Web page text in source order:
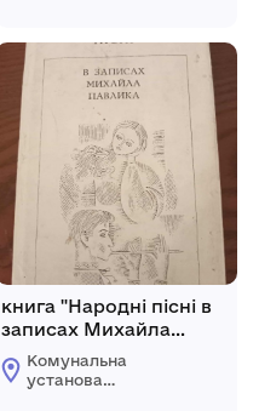
ім.Н.А.Присяжнюк"
книга "Народні пісні в
записах Михайла
Павлика"
Комунальна
установа